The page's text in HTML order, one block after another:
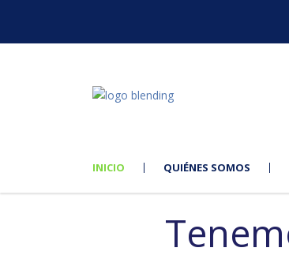
INICIO QUIÉNES SOMOS